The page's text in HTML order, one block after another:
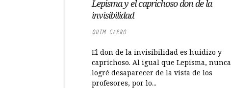
Lepisma y el caprichoso don de la
invisibilidad
QUIM CARRO
El don de la invisibilidad es huidizo y
caprichoso. Al igual que Lepisma, nunca
logré desaparecer de la vista de los
profesores, por lo...